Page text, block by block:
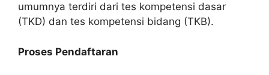
umumnya terdiri dari tes kompetensi dasar
(TKD) dan tes kompetensi bidang (TKB).
Proses Pendaftaran